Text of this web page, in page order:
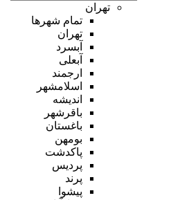
تهران
تمام شهر‌ها
تهران
آبسرد
آبعلی
ارجمند
اسلامشهر
اندیشه
باقرشهر
باغستان
بومهن
پاکدشت
پردیس
پرند
پیشوا